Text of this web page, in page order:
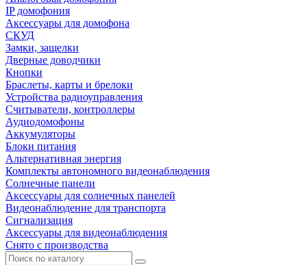
IP домофония
Аксессуары для домофона
СКУД
Замки, защелки
Дверные доводчики
Кнопки
Браслеты, карты и брелоки
Устройства радиоуправления
Считыватели, контроллеры
Аудиодомофоны
Аккумуляторы
Блоки питания
Альтернативная энергия
Комплекты автономного видеонаблюдения
Солнечные панели
Аксессуары для солнечных панелей
Видеонаблюдение для транспорта
Сигнализация
Аксессуары для видеонаблюдения
Снято с производства